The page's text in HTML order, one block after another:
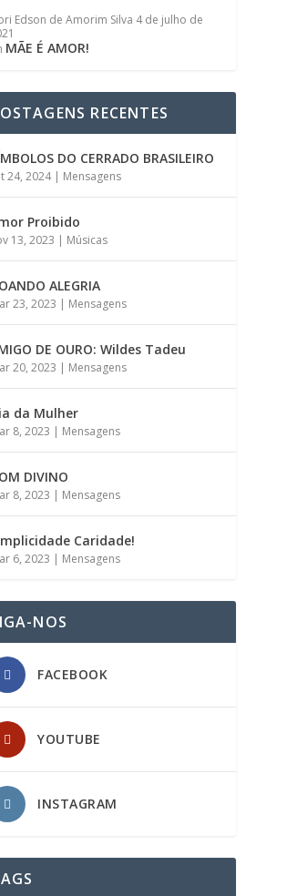
Edson de Amorim Silva 4 de julho de
MÃE É AMOR!
RECENTES
DO CERRADO BRASILEIRO
24, 2024| Mensagens
Proibido
13, 2023 | Músicas
ALEGRIA
23, 2023 | Mensagens
DE OURO: Wildes Tadeu
20, 2023 | Mensagens
da Mulher
8, 2023 | Mensagens
DIVINO
8, 2023 | Mensagens
Caridade!
6, 2023 | Mensagens
NOS
FACEBOOK
YOUTUBE
INSTAGRAM